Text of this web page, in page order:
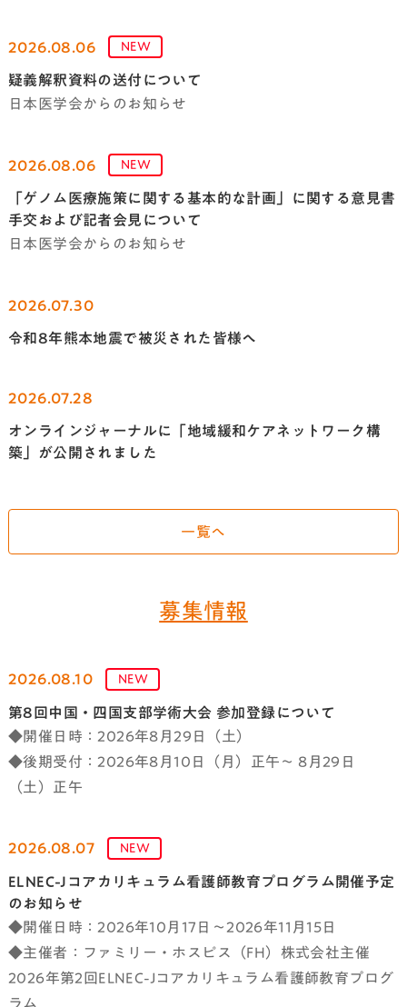
2026.08.06 NEW
疑義解釈資料の送付について
日本医学会からのお知らせ
2026.08.06 NEW
「ゲノム医療施策に関する基本的な計画」に関する意見書
手交および記者会見について
日本医学会からのお知らせ
2026.07.30
令和8年熊本地震で被災された皆様へ
2026.07.28
オンラインジャーナルに「地域緩和ケアネットワーク構
築」が公開されました
一覧へ
募集情報
2026.08.10 NEW
第8回中国・四国支部学術大会 参加登録について
◆開催日時：2026年8月29日（土）
◆後期受付：2026年8月10日（月）正午～ 8月29日
（土）正午
2026.08.07 NEW
ELNEC-Jコアカリキュラム看護師教育プログラム開催予定
のお知らせ
◆開催日時：2026年10月17日～2026年11月15日
◆主催者：ファミリー・ホスピス（FH）株式会社主催
2026年第2回ELNEC-Jコアカリキュラム看護師教育プログ
ラム